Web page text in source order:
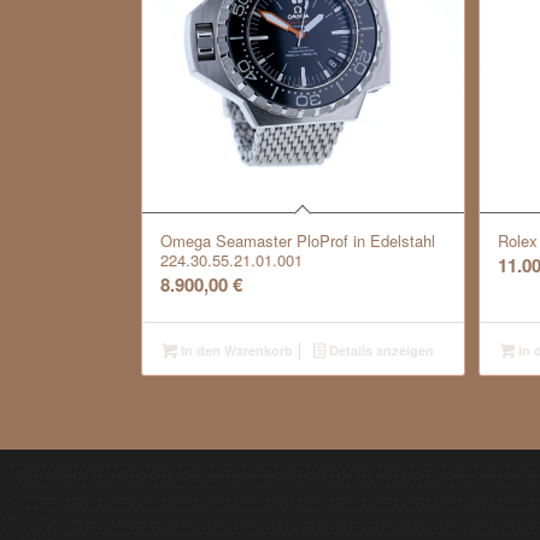
Omega Seamaster PloProf in Edelstahl
224.30.55.21.01.001
8.900,00€
In den Warenkorb Details anzeigen In